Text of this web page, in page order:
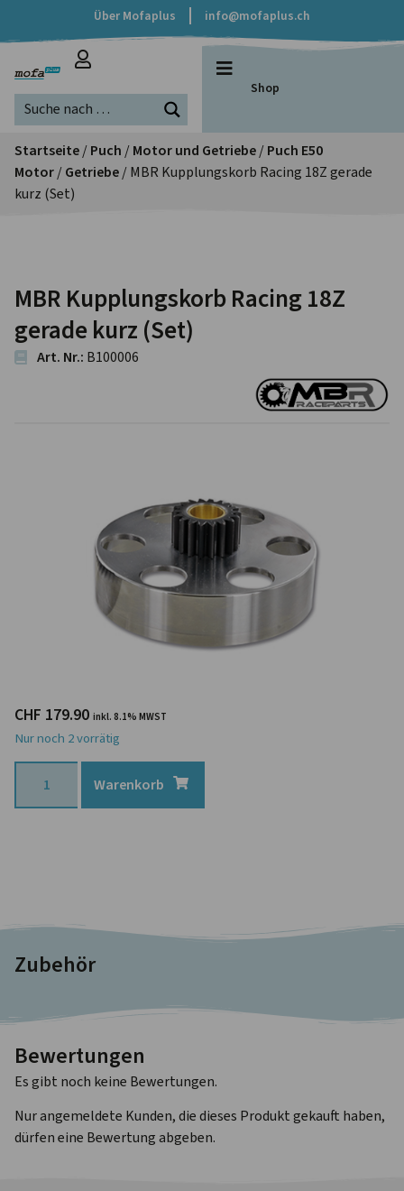
Über Mofaplus info@mofaplus.ch
Shop
Startseite/Puch /Motor und Getriebe/Puch E50
Motor/Getriebe/ MBR Kupplungskorb Racing 18Z gerade
kurz (Set)
CHF 179.90 inkl. 8.1% MWST
Nur noch 2 vorrätig
Warenkorb
MBR Kupplungskorb Racing 18Z
gerade kurz (Set)
Art. Nr.: B100006
Zubehör
Bewertungen
Es gibt noch keine Bewertungen.
Nur angemeldete Kunden, die dieses Produkt gekauft haben,
dürfen eine Bewertung abgeben.